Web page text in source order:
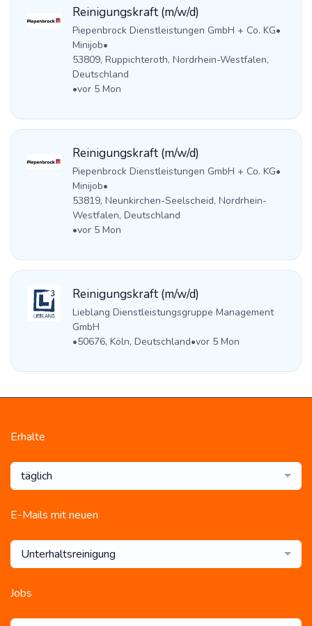
Reinigungskraft (m/w/d)
Piepenbrock Dienstleistungen GmbH + Co. KG•
Minijob•
53809, Ruppichteroth, Nordrhein-Westfalen,
Deutschland
•vor 5 Mon
Reinigungskraft (m/w/d)
Piepenbrock Dienstleistungen GmbH + Co. KG•
Minijob•
53819, Neunkirchen-Seelscheid, Nordrhein-
Westfalen, Deutschland
•vor 5 Mon
Reinigungskraft (m/w/d)
Lieblang Dienstleistungsgruppe Management
GmbH
•50676, Köln, Deutschland•vor 5 Mon
Erhalte
täglich
E-Mails mit neuen
Unterhaltsreinigung
Jobs